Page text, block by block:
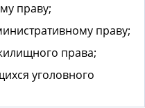
праву;
праву;
права;
уголовного